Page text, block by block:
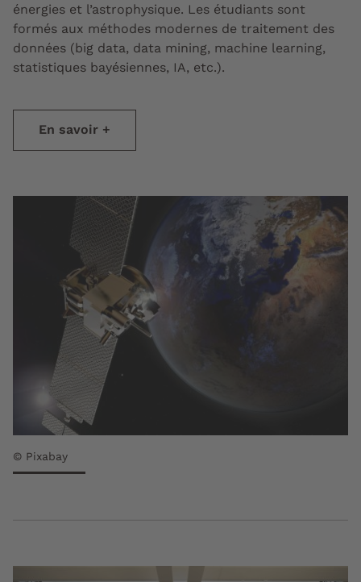
énergies et l’astrophysique. Les étudiants sont
formés aux méthodes modernes de traitement des
données (big data, data mining, machine learning,
statistiques bayésiennes, IA, etc.).
En savoir +
© Pixabay